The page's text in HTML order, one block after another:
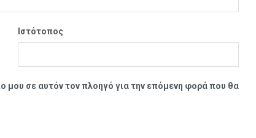
Ιστότοπος
μου σε αυτόν τον πλοηγό για την επόμενη φορά που θα